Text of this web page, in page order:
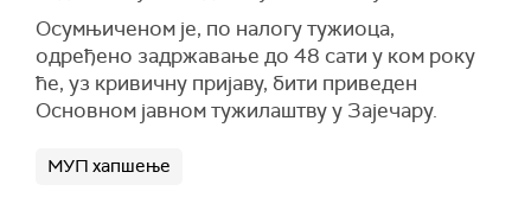
Осумњиченом је, по налогу тужиоца,
одређено задржавање до 48 сати у ком року
ће, уз кривичну пријаву, бити приведен
Основном јавном тужилаштву у Зајечару.
МУП хапшење